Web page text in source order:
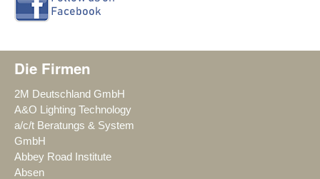
Die Firmen
2M Deutschland GmbH
A&O Lighting Technology
a/c/t Beratungs & System
GmbH
Abbey Road Institute
Absen